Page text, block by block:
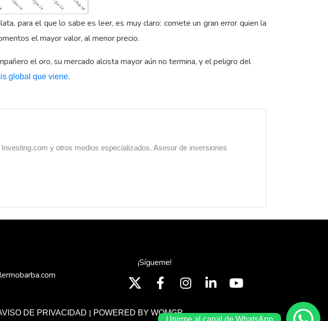
para el que lo sabe es leer, es muy claro: comete un gran error quien la
el mayor valor, al menor precio.
el oro, su mercado alcista mayor aún no termina, y el peligro del
global que viene.
y otros medios especializados. Asesor de inversiones
¡Sígueme!
DE PRIVACIDAD | POWERED BY WOMGP
Unirme al canal de WhatsApp